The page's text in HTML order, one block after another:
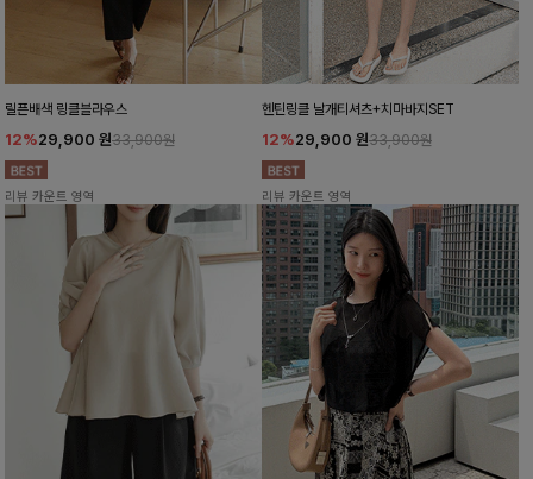
릴픈배색 링클블라우스
12%29,900 원33,900원
리뷰 카운트 영역
헨틴링클 날개티셔츠+치마바지SET
12%29,900 원33,900원
리뷰 카운트 영역